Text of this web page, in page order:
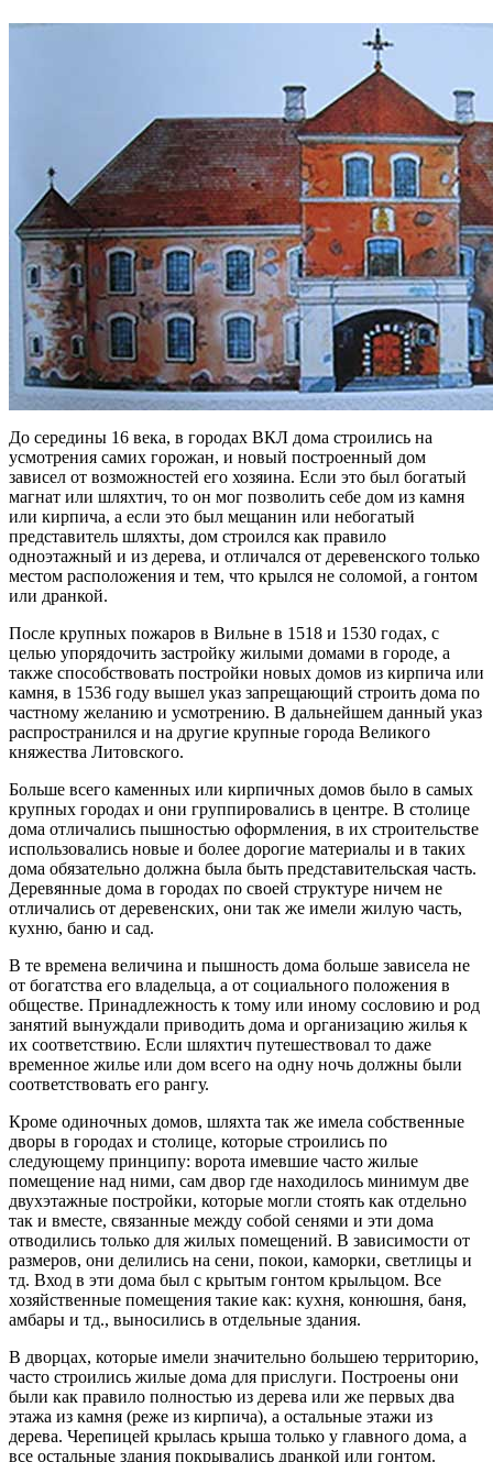
До середины 16 века, в городах ВКЛ дома строились на
усмотрения самих горожан, и новый построенный дом
зависел от возможностей его хозяина. Если это был богатый
магнат или шляхтич, то он мог позволить себе дом из камня
или кирпича, а если это был мещанин или небогатый
представитель шляхты, дом строился как правило
одноэтажный и из дерева, и отличался от деревенского только
местом расположения и тем, что крылся не соломой, а гонтом
или дранкой.
После крупных пожаров в Вильне в 1518 и 1530 годах, с
целью упорядочить застройку жилыми домами в городе, а
также способствовать постройки новых домов из кирпича или
камня, в 1536 году вышел указ запрещающий строить дома по
частному желанию и усмотрению. В дальнейшем данный указ
распространился и на другие крупные города Великого
княжества Литовского.
Больше всего каменных или кирпичных домов было в самых
крупных городах и они группировались в центре. В столице
дома отличались пышностью оформления, в их строительстве
использовались новые и более дорогие материалы и в таких
дома обязательно должна была быть представительская часть.
Деревянные дома в городах по своей структуре ничем не
отличались от деревенских, они так же имели жилую часть,
кухню, баню и сад.
В те времена величина и пышность дома больше зависела не
от богатства его владельца, а от социального положения в
обществе. Принадлежность к тому или иному сословию и род
занятий вынуждали приводить дома и организацию жилья к
их соответствию. Если шляхтич путешествовал то даже
временное жилье или дом всего на одну ночь должны были
соответствовать его рангу.
Кроме одиночных домов, шляхта так же имела собственные
дворы в городах и столице, которые строились по
следующему принципу: ворота имевшие часто жилые
помещение над ними, сам двор где находилось минимум две
двухэтажные постройки, которые могли стоять как отдельно
так и вместе, связанные между собой сенями и эти дома
отводились только для жилых помещений. В зависимости от
размеров, они делились на сени, покои, каморки, светлицы и
тд. Вход в эти дома был с крытым гонтом крыльцом. Все
хозяйственные помещения такие как: кухня, конюшня, баня,
амбары и тд., выносились в отдельные здания.
В дворцах, которые имели значительно большею территорию,
часто строились жилые дома для прислуги. Построены они
были как правило полностью из дерева или же первых два
этажа из камня (реже из кирпича), а остальные этажи из
дерева. Черепицей крылась крыша только у главного дома, а
все остальные здания покрывались дранкой или гонтом.